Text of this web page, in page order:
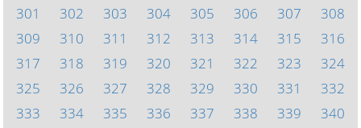
301
302 303 304 305 306 307
308
309
310 311 312 313 314 315
316
317
318 319 320 321 322 323
324
325
326 327 328 329 330 331
332
333
334 335 336 337 338 339
340